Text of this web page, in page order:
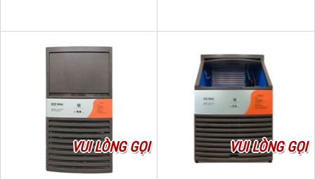
VUI LÒNG GỌI VUI LÒNG GỌI